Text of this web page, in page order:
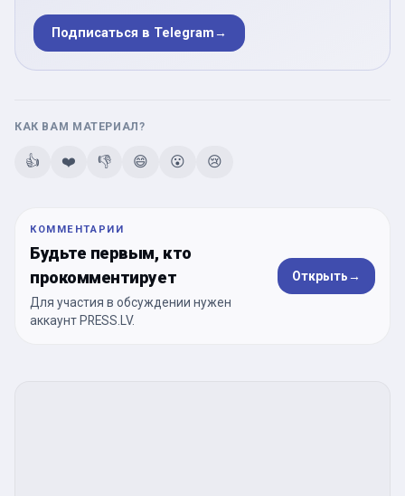
Подписаться в Telegram→
КАК ВАМ МАТЕРИАЛ?
👍 ❤️ 👎 😄 😮 😢
КОММЕНТАРИИ
Будьте первым, кто
прокомментирует
Для участия в обсуждении нужен
аккаунт PRESS.LV.
Открыть→